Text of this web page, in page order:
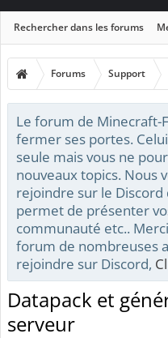
Rechercher dans les forums
Forums Support
Le forum de Minecraft-
fermer ses portes.
seule mais vous ne
nouveaux topics. Nous
rejoindre sur le
permet de présenter
communauté etc..
forum de nombreuses
rejoindre sur Discord,
Datapack et
serveur